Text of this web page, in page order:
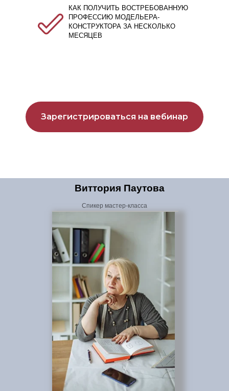
КАК ПОЛУЧИТЬ ВОСТРЕБОВАННУЮ
ПРОФЕССИЮ МОДЕЛЬЕРА-
КОНСТРУКТОРА ЗА НЕСКОЛЬКО
МЕСЯЦЕВ
Зарегистрироваться на вебинар
Виттория Паутова
Спикер мастер-класса